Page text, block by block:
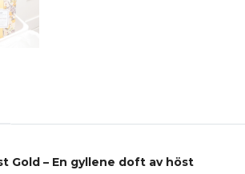
Gold – En gyllene doft av höst